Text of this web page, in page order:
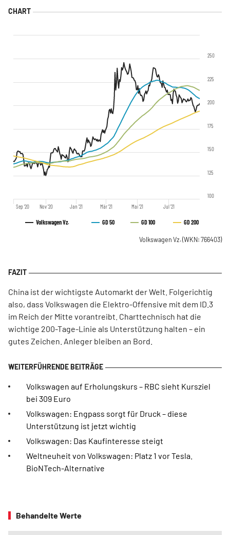
Volkswagen Vz. GD 50 GD 100 GD 200
Sep '20 Nov '20 Jan '21 Mär '21 Mai '21 Jul '21
100
125
150
175
200
225
250
Volkswagen Vz.(WKN: 766403)
China ist der wichtigste Automarkt der Welt. Folgerichtig
also, dass Volkswagen die Elektro-Offensive mit dem ID.3
im Reich der Mitte vorantreibt. Charttechnisch hat die
wichtige 200-Tage-Linie als Unterstützung halten – ein
gutes Zeichen. Anleger bleiben an Bord.
Volkswagen auf Erholungskurs – RBC sieht Kursziel
bei 309 Euro
Volkswagen: Engpass sorgt für Druck – diese
Unterstützung ist jetzt wichtig
Volkswagen: Das Kaufinteresse steigt
Weltneuheit von Volkswagen: Platz 1 vor Tesla.
BioNTech-Alternative
Behandelte Werte